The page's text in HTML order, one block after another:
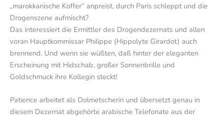
„marokkanische Koffer“ anpreist, durch Paris schleppt und die
Drogenszene aufmischt?
Das interessiert die Ermittler des Drogendezernats und allen
voran Hauptkommissar Philippe (Hippolyte Girardot) auch
brennend. Und wenn sie wüßten, daß hinter der eleganten
Erscheinung mit Hidschab, großer Sonnenbrille und
Goldschmuck ihre Kollegin steckt!
Patience arbeitet als Dolmetscherin und übersetzt genau in
diesem Dezernat abgehörte arabische Telefonate aus der